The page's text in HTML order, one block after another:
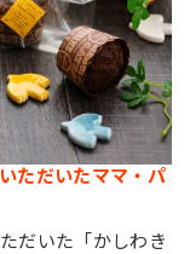
ただいたママ・パ
だいた「かしわき